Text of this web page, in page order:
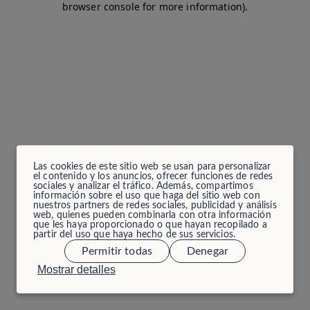
Las cookies de este sitio web se usan para personalizar
el contenido y los anuncios, ofrecer funciones de redes
sociales y analizar el tráfico. Además, compartimos
información sobre el uso que haga del sitio web con
nuestros partners de redes sociales, publicidad y análisis
web, quienes pueden combinarla con otra información
que les haya proporcionado o que hayan recopilado a
partir del uso que haya hecho de sus servicios.
Mostrar detalles
Permitir todas Denegar
browser console for more information).